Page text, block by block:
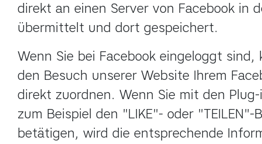
direkt an einen Server von Facebook in
übermittelt und dort gespeichert.
Wenn Sie bei Facebook eingeloggt sind,
den Besuch unserer Website Ihrem
direkt zuordnen. Wenn Sie mit den
zum Beispiel den "LIKE"- oder "TEILEN"-
betätigen, wird die entsprechende